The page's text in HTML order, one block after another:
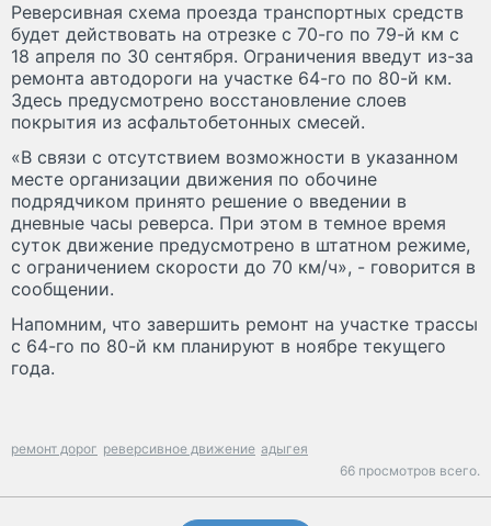
Реверсивная схема проезда транспортных средств
будет действовать на отрезке с 70-го по 79-й км с
18 апреля по 30 сентября. Ограничения введут из-за
ремонта автодороги на участке 64-го по 80-й км.
Здесь предусмотрено восстановление слоев
покрытия из асфальтобетонных смесей.
«В связи с отсутствием возможности в указанном
месте организации движения по обочине
подрядчиком принято решение о введении в
дневные часы реверса. При этом в темное время
суток движение предусмотрено в штатном режиме,
с ограничением скорости до 70 км/ч», - говорится в
сообщении.
Напомним, что завершить ремонт на участке трассы
с 64-го по 80-й км планируют в ноябре текущего
года.
ремонт дорог реверсивное движение адыгея
66 просмотров всего.